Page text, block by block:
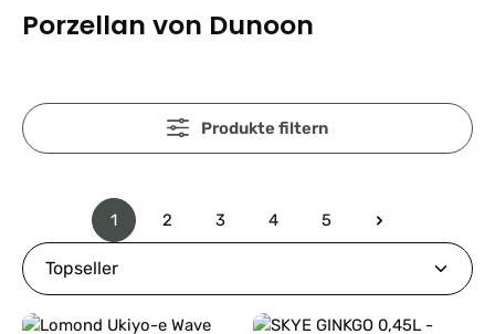
Porzellan von Dunoon
Produkte filtern
Seite
1
Seite
2
Seite
3
Seite
4
Seite
5